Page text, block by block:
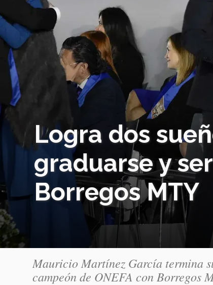
Logra dos
graduarse y
Borregos MTY
​​​​​​​Mauricio Martínez García termina
campeón de ONEFA con Borregos